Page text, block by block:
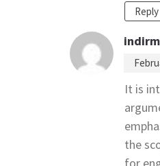
Reply
It is
the